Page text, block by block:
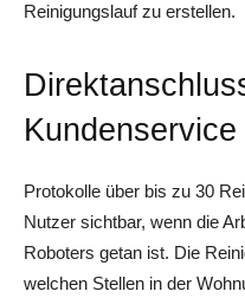
Reinigungslauf zu erstellen.
Kundenservice
Protokolle über bis zu 30
Nutzer sichtbar, wenn die
Roboters getan ist. Die
welchen Stellen in der